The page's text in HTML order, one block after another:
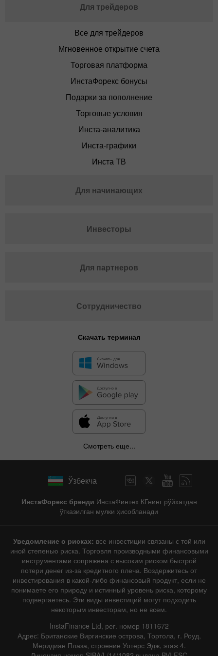
Для трейдеров
Все для трейдеров
Мгновенное открытие счета
Торговая платформа
ИнстаФорекс бонусы
Подарки за пополнение
Торговые условия
Инста-аналитика
Инста-графики
Инста ТВ
Для начинающих
Инвесторы
Для партнеров
Сотрудничество
Скачать терминал
Смотреть еще...
Ўзбекча
ИнстаФорекс бренди ИнстаФинтех КГнинг рўйхатдан
ўтказилган мулки ҳисобланади
Уведомление о рисках: все инвестиции связаны с той или
иной степенью риска. Торговля производными финансовыми
инструментами сопряжена с высоким риском быстрой
потери денег из-за кредитного плеча. Воздержитесь от
инвестирования в какой-либо финансовый продукт, если не
понимаете его природу и истинный уровень риска, которому
подвергаетесь. Эти виды инвестиций могут подходить
некоторым инвесторам, но не всем.
InstaFinance Ltd, рег. номер 1811672
Адрес: Британские Виргинские острова, Тортола, г. Роуд,
Меридиан Плаза, строение Уотерс Эдж, этаж 4.